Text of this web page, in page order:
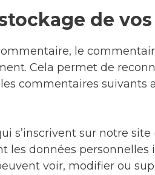
de
le
Cela permet de
commentaires suivants
s’inscrivent sur notre site
les données personnelles
voir, modifier ou